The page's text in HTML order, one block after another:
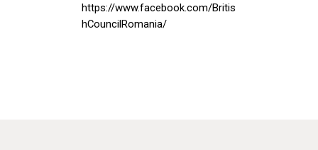
https://www.facebook.com/Britis
hCouncilRomania/